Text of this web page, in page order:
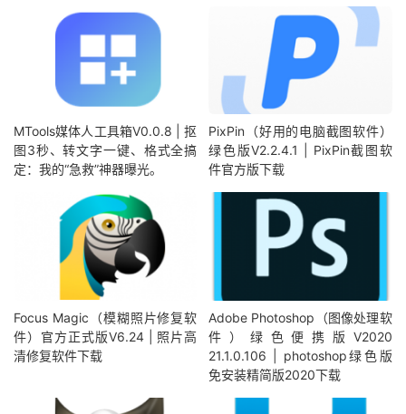
MTools媒体人工具箱V0.0.8 | 抠
图3秒、转文字一键、格式全搞
定：我的“急救”神器曝光。
PixPin（好用的电脑截图软件）
绿色版V2.2.4.1 | PixPin截图软
件官方版下载
Focus Magic（模糊照片修复软
件）官方正式版V6.24 | 照片高
清修复软件下载
Adobe Photoshop（图像处理软
件）绿色便携版V2020
21.1.0.106 | photoshop绿色版
免安装精简版2020下载